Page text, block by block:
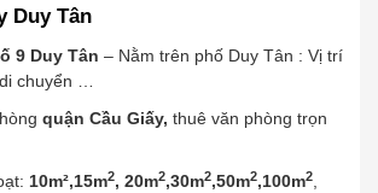
Duy Tân
9 Duy Tân – Nằm trên phố Duy Tân : Vị trí
chuyển …
quận Cầu Giấy, thuê văn phòng trọn
10m²,15m2, 20m2,30m2,50m2,100m2,